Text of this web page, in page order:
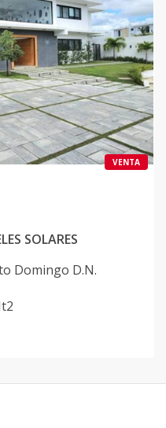
VENTA
SOLARES
Domingo D.N.